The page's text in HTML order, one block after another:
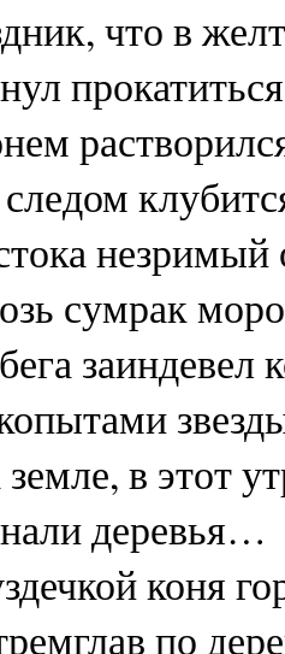
что в
незримый
сумрак
заиндевел
в этот
деревья…
коня
по